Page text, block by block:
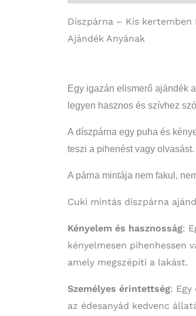
Díszpárna – Kis kertemben
Ajándék Anyának
Egy igazán elismerő ajándék
legyen hasznos és szívhez
A díszpárna egy puha és
teszi a pihenést vagy
A párna mintája nem fakul,
Cuki mintás díszpárna
Kényelem és hasznosság:
kényelmesen pihenhessen
amely megszépíti a lakást.
Személyes érintettség: Egy
az édesanyád kedvenc